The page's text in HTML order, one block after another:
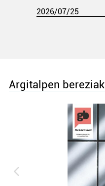
2026/07/25
Argitalpen bereziak